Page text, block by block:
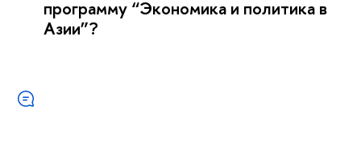
программу “Экономика и политика в
Азии”?